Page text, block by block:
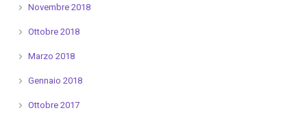
Novembre 2018
Ottobre 2018
Marzo 2018
Gennaio 2018
Ottobre 2017